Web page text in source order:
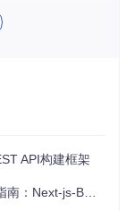
构建RESTful AP
包括但不限
API构建框架
Boilerplate全解析